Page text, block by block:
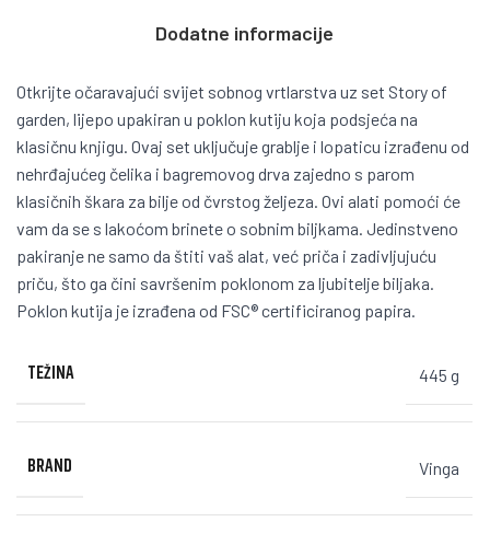
Dodatne informacije
Otkrijte očaravajući svijet sobnog vrtlarstva uz set Story of
garden, lijepo upakiran u poklon kutiju koja podsjeća na
klasičnu knjigu. Ovaj set uključuje grablje i lopaticu izrađenu od
nehrđajućeg čelika i bagremovog drva zajedno s parom
klasičnih škara za bilje od čvrstog željeza. Ovi alati pomoći će
vam da se s lakoćom brinete o sobnim biljkama. Jedinstveno
pakiranje ne samo da štiti vaš alat, već priča i zadivljujuću
priču, što ga čini savršenim poklonom za ljubitelje biljaka.
Poklon kutija je izrađena od FSC® certificiranog papira.
TEŽINA 445 g
BRAND Vinga